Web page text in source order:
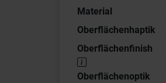
Material
Oberflächenhaptik
Oberflächenfinish
Oberflächenoptik